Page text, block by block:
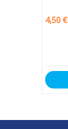
4,50 €